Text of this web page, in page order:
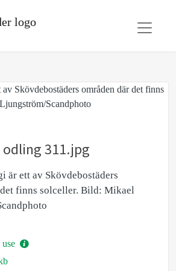
odling 311.jpg
är ett av Skövdebostäders
finns solceller. Bild: Mikael